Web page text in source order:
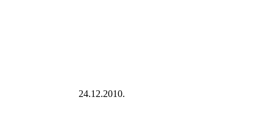
24.12.2010.